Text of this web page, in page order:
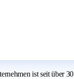
ist seit über